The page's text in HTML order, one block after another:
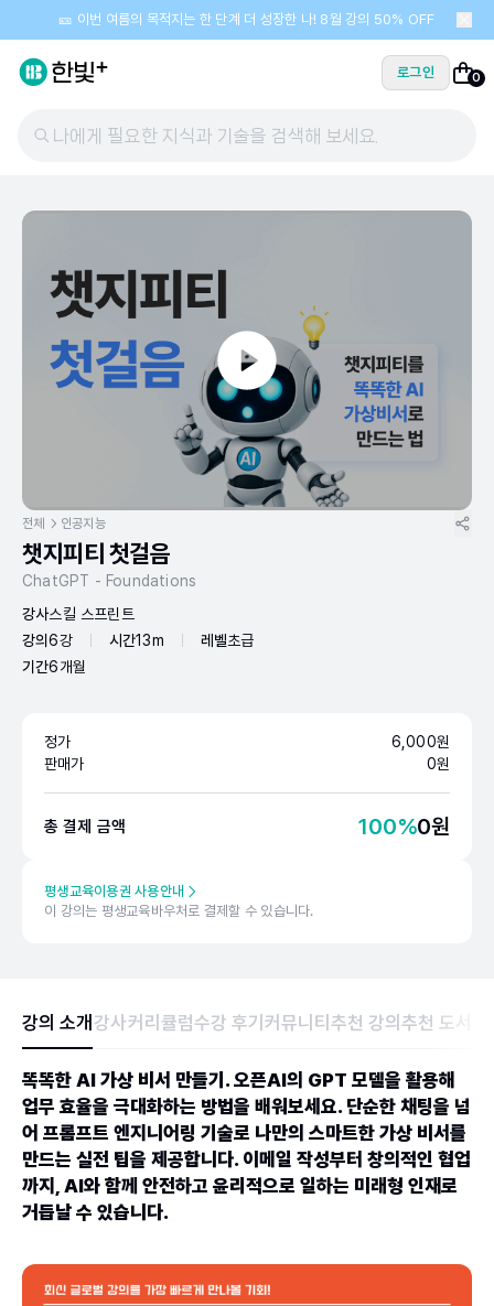
🎫 이번 여름의 목적지는 한 단계 더 성장한 나! 8월 강의 50% OFF
로그인 0
나에게 필요한 지식과 기술을 검색해 보세요.
전체 인공지능
챗지피티 첫걸음
ChatGPT - Foundations
강사스킬 스프린트
강의6강 시간13m 레벨초급
기간6개월
정가 6,000원
판매가
0원
총 결제 금액 100%0원
평생교육이용권 사용안내
이 강의는 평생교육바우처로 결제할 수 있습니다.
강의 소개 강사커리큘럼수강 후기 커뮤니티 추천 강의 추천 도서
똑똑한 AI 가상 비서 만들기. 오픈AI의 GPT 모델을 활용해
업무 효율을 극대화하는 방법을 배워보세요. 단순한 채팅을 넘
어 프롬프트 엔지니어링 기술로 나만의 스마트한 가상 비서를
만드는 실전 팁을 제공합니다. 이메일 작성부터 창의적인 협업
까지, AI와 함께 안전하고 윤리적으로 일하는 미래형 인재로
거듭날 수 있습니다.